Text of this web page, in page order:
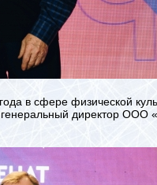
в сфере физической
директор ООО